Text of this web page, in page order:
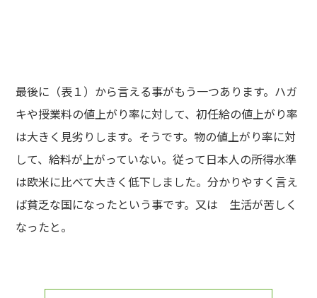
最後に（表１）から言える事がもう一つあります。ハガ
キや授業料の値上がり率に対して、初任給の値上がり率
は大きく見劣りします。そうです。物の値上がり率に対
して、給料が上がっていない。従って日本人の所得水準
は欧米に比べて大きく低下しました。分かりやすく言え
ば貧乏な国になったという事です。又は 生活が苦しく
なったと。